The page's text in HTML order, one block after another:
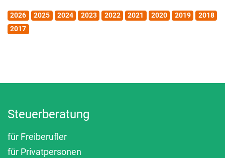
2026 2025 2024 2023 2022 2021 2020 2019
2018
2017
Steuerberatung
für Freiberufler
für Privatpersonen